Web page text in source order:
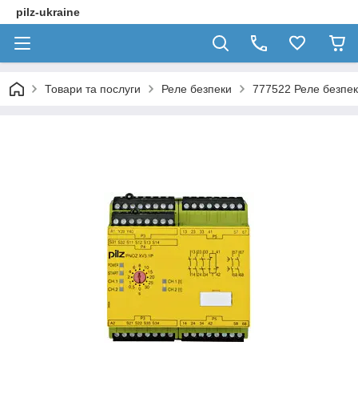
pilz-ukraine
Товари та послуги Реле безпеки 777522 Реле